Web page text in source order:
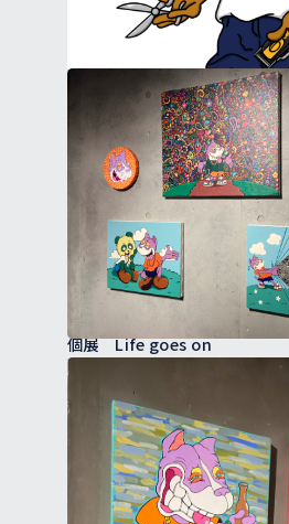
skill（福岡メンズ美容室）キ
個展 Life goes on